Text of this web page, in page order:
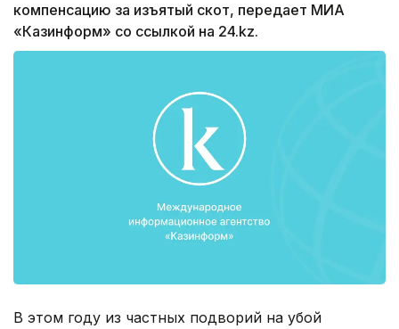
компенсацию за изъятый скот, передает МИА
«Казинформ» со ссылкой на 24.kz.
В этом году из частных подворий на убой